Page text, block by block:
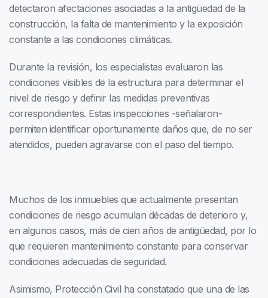
detectaron afectaciones asociadas a la antigüedad de la
construcción, la falta de mantenimiento y la exposición
constante a las condiciones climáticas.
Durante la revisión, los especialistas evaluaron las
condiciones visibles de la estructura para determinar el
nivel de riesgo y definir las medidas preventivas
correspondientes. Estas inspecciones -señalaron-
permiten identificar oportunamente daños que, de no ser
atendidos, pueden agravarse con el paso del tiempo.
Muchos de los inmuebles que actualmente presentan
condiciones de riesgo acumulan décadas de deterioro y,
en algunos casos, más de cien años de antigüedad, por lo
que requieren mantenimiento constante para conservar
condiciones adecuadas de seguridad.
Asimismo, Protección Civil ha constatado que una de las